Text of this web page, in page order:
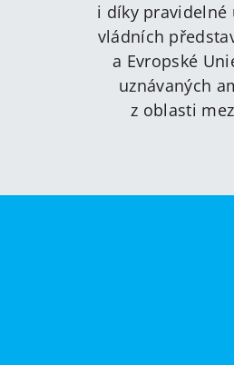
i díky pravidelné
vládních
a Evropské
uznávaných
z oblasti